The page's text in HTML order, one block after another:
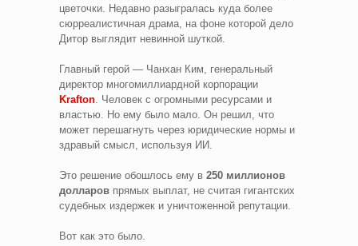
цветочки. Недавно разыгралась куда более
сюрреалистичная драма, на фоне которой дело
Дитор выглядит невинной шуткой.
Главный герой — Чанхан Ким, генеральный
директор многомиллиардной корпорации
Krafton . Человек с огромными ресурсами и
властью. Но ему было мало. Он решил, что
может перешагнуть через юридические нормы и
здравый смысл, используя ИИ.
Это решение обошлось ему в 250 миллионов
долларов прямых выплат, не считая гигантских
судебных издержек и уничтоженной репутации.
Вот как это было.